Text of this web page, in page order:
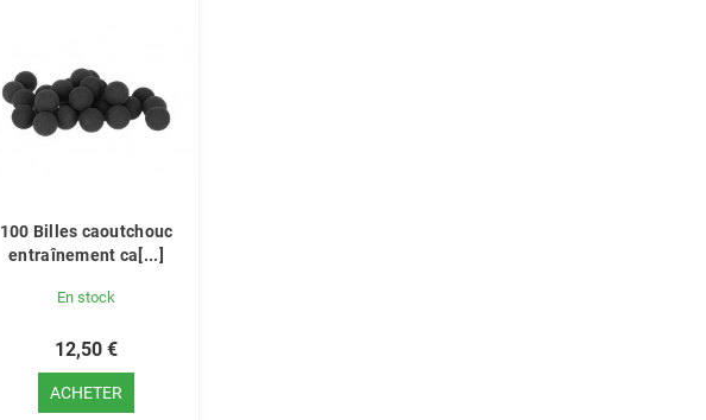
100 Billes caoutchouc
entraînement ca[...]
En stock
12,50 €
ACHETER